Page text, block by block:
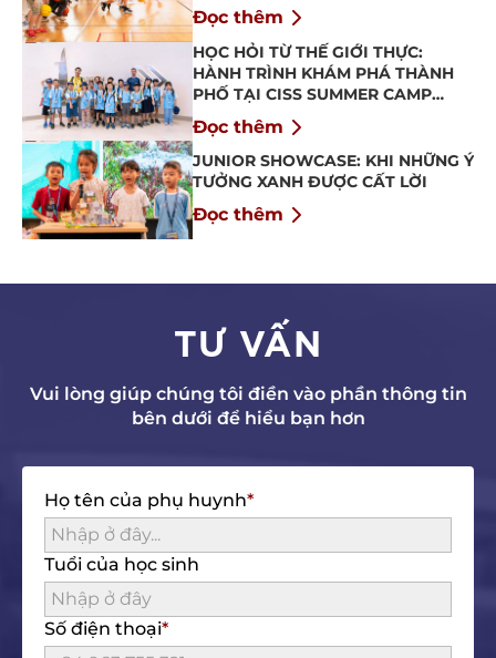
Đọc thêm
HỌC HỎI TỪ THẾ GIỚI THỰC:
HÀNH TRÌNH KHÁM PHÁ THÀNH
PHỐ TẠI CISS SUMMER CAMP
2026
Đọc thêm
JUNIOR SHOWCASE: KHI NHỮNG Ý
TƯỞNG XANH ĐƯỢC CẤT LỜI
Đọc thêm
TƯ VẤN
Vui lòng giúp chúng tôi điền vào phần thông tin
bên dưới để hiểu bạn hơn
Họ tên của phụ huynh
Tuổi của học sinh
Số điện thoại